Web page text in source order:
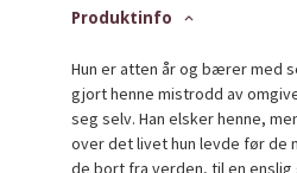
Produktinfo
Hun er atten år og bærer med
gjort henne mistrodd av
seg selv. Han elsker henne,
over det livet hun levde før de
de bort fra verden, til en enslig